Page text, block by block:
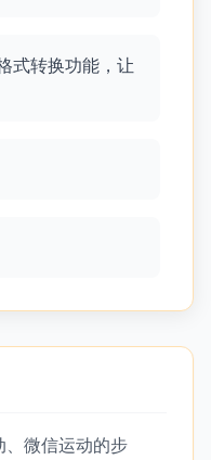
式转换功能，让
、微信运动的步